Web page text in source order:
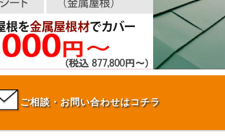
ご相談・お問い合わせはコチラ